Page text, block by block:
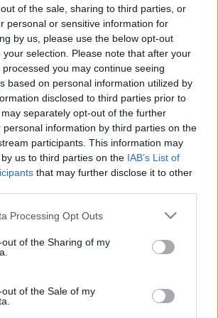
of the sale, sharing to third parties, or
personal or sensitive information for
by us, please use the below opt-out
selection. Please note that after your
you may continue seeing
based on personal information utilized by
disclosed to third parties prior to
separately opt-out of the further
personal information by third parties on the
participants. This information may
us to third parties on the IAB’s List of
that may further disclose it to other
website/app uses one or more Google
visit or usage behaviour. You may click to
to Google and its third-party tags to
specified purposes in below Google
Processing Opt Outs
of the Sharing of my
of the Sale of my